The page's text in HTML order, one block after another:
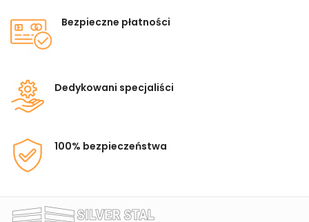
Bezpieczne płatności
Dedykowani specjaliści
100% bezpieczeństwa